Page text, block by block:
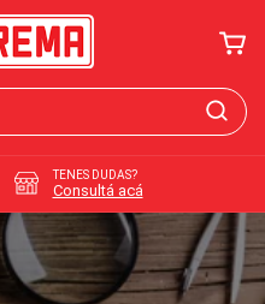
TENES DUDAS?
Consultá acá